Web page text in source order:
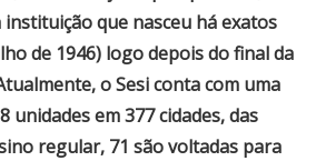
que nasceu há exatos
de 1946) logo depois do final da
o Sesi conta com uma
unidades em 377 cidades, das
regular, 71 são voltadas para